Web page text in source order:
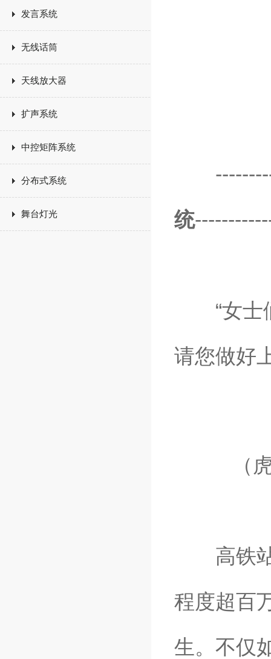
发言系统
无线话筒
天线放大器
扩声系统
中控矩阵系统
分布式系统
舞台灯光
统
“女士
请您做好
（虎
高铁站
程度超百
生。不仅